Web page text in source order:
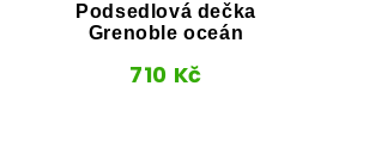
Podsedlová dečka
Grenoble oceán
710 Kč